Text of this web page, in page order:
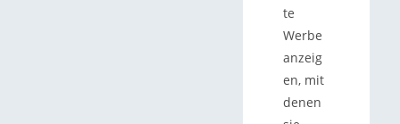
te
Werbe
anzeig
en, mit
denen